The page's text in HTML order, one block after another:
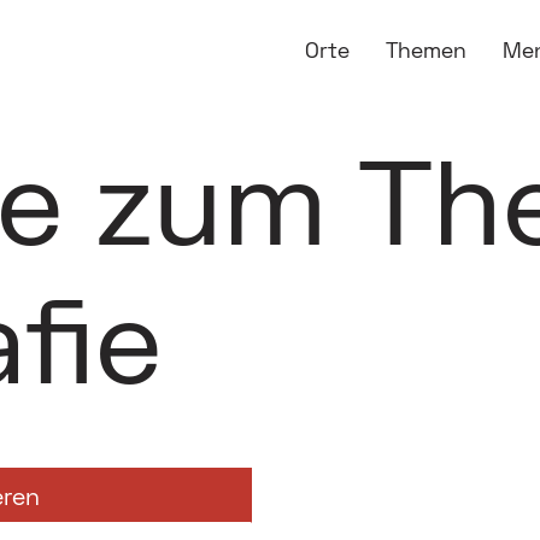
Orte Themen
zum